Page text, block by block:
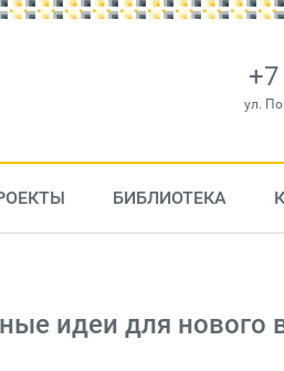
ул.
БИБЛИОТЕКА
идеи для нового